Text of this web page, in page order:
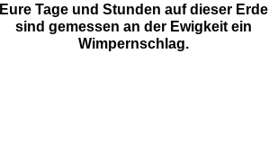
Eure Tage und Stunden auf dieser Erde
sind gemessen an der Ewigkeit ein
Wimpernschlag.